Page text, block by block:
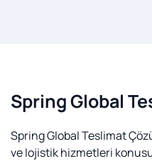
Spring Global
Spring Global Teslimat
ve lojistik hizmetleri